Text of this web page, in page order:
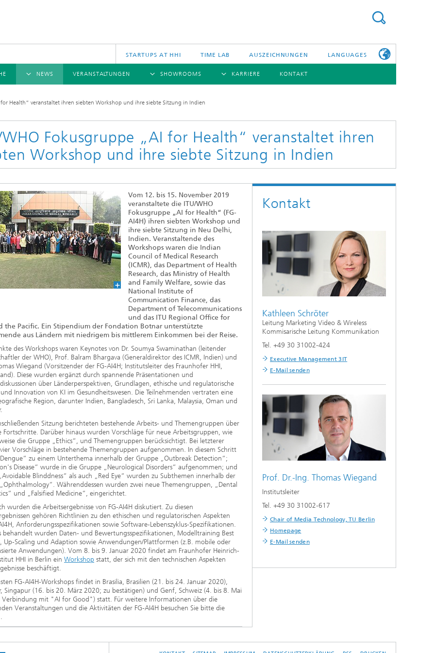
STARTUPS AT HHI TIME LAB AUSZEICHNUNGEN LANGUAGES
Drahtlose Kommunikation und Netze Hybride Integration und Sensorik
Technologie und Infrastruktur
Faseroptische Sensorsysteme
NEWS
Archiv
2025
2023
2022
2021
2020
VERANSTALTUNGEN SHOWROOMS
TECH SPACE
KARRIERE
STELLEN
INFOS ZUM
HHI ALS
ARBEITGEBER
KONTAKT
Health“ veranstaltet ihren siebten Workshop und ihre siebte Sitzung in Indien
WHO Fokusgruppe „AI for Health“ veranstaltet ihren
Workshop und ihre siebte Sitzung in Indien
Vom 12. bis 15. November 2019
veranstaltete die ITU/WHO
Fokusgruppe „AI for Health“ (FG-
AI4H) ihren siebten Workshop und
ihre siebte Sitzung in Neu Delhi,
Indien. Veranstaltende des
Workshops waren die Indian
Council of Medical Research
(ICMR), das Department of Health
Research, das Ministry of Health
and Family Welfare, sowie das
National Institute of
Communication Finance, das
Department of Telecommunications
und das ITU Regional Office for
the Pacific. Ein Stipendium der Fondation Botnar unterstützte
aus Ländern mit niedrigem bis mittlerem Einkommen bei der Reise.
des Workshops waren Keynotes von Dr. Soumya Swaminathan (leitender
der WHO), Prof. Balram Bhargava (Generaldirektor des ICMR, Indien) und
Wiegand (Vorsitzender der FG-AI4H; Institutsleiter des Fraunhofer HHI,
Diese wurden ergänzt durch spannende Präsentationen und
über Länderperspektiven, Grundlagen, ethische und regulatorische
Innovation von KI im Gesundheitswesen. Die Teilnehmenden vertraten eine
Region, darunter Indien, Bangladesch, Sri Lanka, Malaysia, Oman und
Sitzung berichteten bestehende Arbeits- und Themengruppen über
Fortschritte. Darüber hinaus wurden Vorschläge für neue Arbeitsgruppen, wie
die Gruppe „Ethics“, und Themengruppen berücksichtigt. Bei letzterer
Vorschläge in bestehende Themengruppen aufgenommen. In diesem Schritt
zu einem Unterthema innerhalb der Gruppe „Outbreak Detection“;
Disease“ wurde in die Gruppe „Neurological Disorders“ aufgenommen; und
Blinddness“ als auch „Red Eye“ wurden zu Subthemen innerhalb der
Währenddessen wurden zwei neue Themengruppen, „Dental
und „Falsified Medicine“, eingerichtet.
wurden die Arbeitsergebnisse von FG-AI4H diskutiert. Zu diesen
gehören Richtlinien zu den ethischen und regulatorischen Aspekten
Anforderungsspezifikationen sowie Software-Lebenszyklus-Spezifikationen.
behandelt wurden Daten- und Bewertungsspezifikationen, Modelltraining Best
Up-Scaling und Adaption sowie Anwendungen/Plattformen (z.B. mobile oder
Anwendungen). Vom 8. bis 9. Januar 2020 findet am Fraunhofer Heinrich-
HHI in Berlin ein Workshop statt, der sich mit den technischen Aspekten
beschäftigt.
FG-AI4H-Workshops findet in Brasilia, Brasilien (21. bis 24. Januar 2020),
Singapur (16. bis 20. März 2020; zu bestätigen) und Genf, Schweiz (4. bis 8. Mai
mit "AI for Good") statt. Für weitere Informationen über die
Veranstaltungen und die Aktivitäten der FG-AI4H besuchen Sie bitte die
.
Kontakt
Kathleen Schröter
Leitung Marketing Video & Wireless
Kommisarische Leitung Kommunikation
Tel. +49 30 31002-424
Executive Management 3IT
E-Mail senden
Prof. Dr.-Ing. Thomas Wiegand
Institutsleiter
Tel. +49 30 31002-617
Chair of Media Technology, TU Berlin
Homepage
E-Mail senden